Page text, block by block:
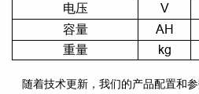
电压
V
容量
AH
重量
kg
随着技术更新，我们的产品配置和